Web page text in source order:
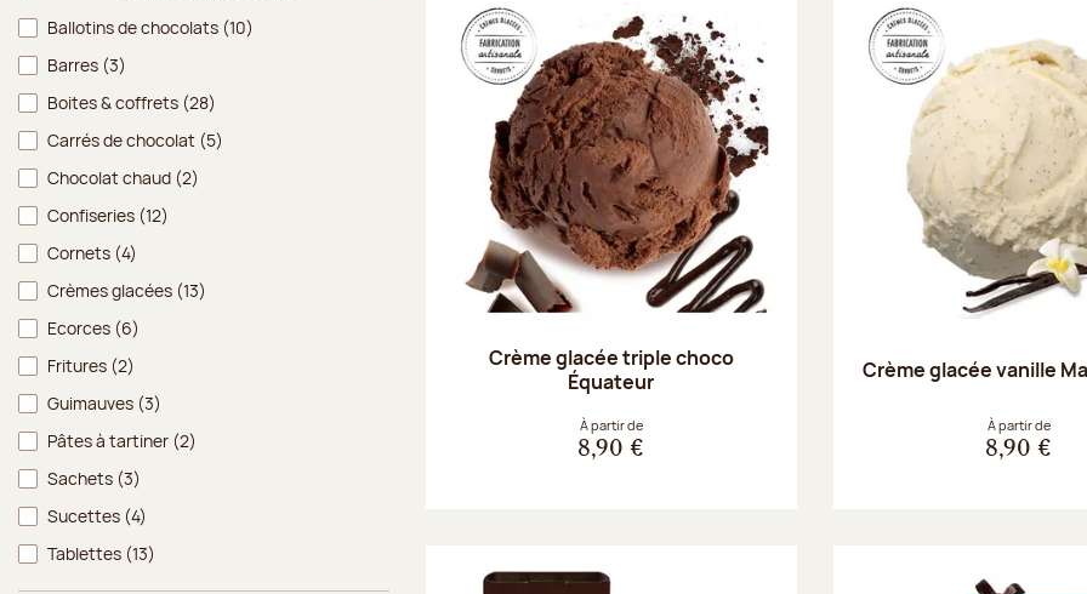
Type de produits
Ballotins de chocolats (10)
Barres (3)
Boites & coffrets (28)
Carrés de chocolat (5)
Chocolat chaud (2)
Confiseries (12)
Cornets (4)
Crèmes glacées (13)
Ecorces (6)
Fritures (2)
Guimauves (3)
Pâtes à tartiner (2)
Sachets (3)
Sucettes (4)
Tablettes (13)
Crème glacée triple choco
Équateur
À partir de
8,90 €
Crème glacée vanille
À partir de
8,90 €